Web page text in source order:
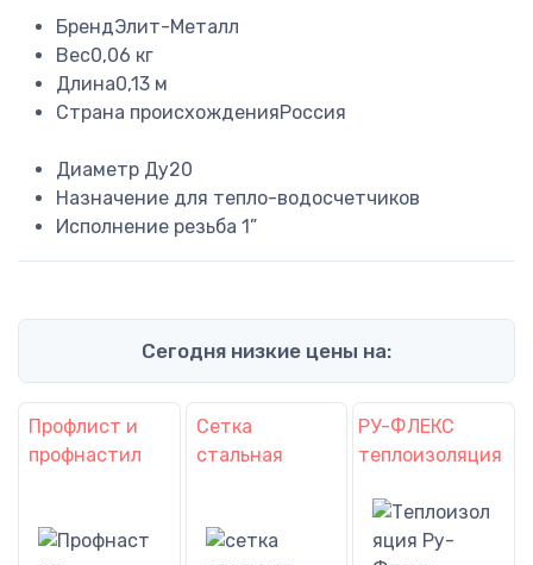
БрендЭлит-Металл
Вес0,06 кг
Длина0,13 м
Страна происхожденияРоссия
Диаметр Ду20
Назначение для тепло-водосчетчиков
Исполнение резьба 1”
Сегодня низкие цены на:
Профлист и
профнастил
Сетка
стальная
РУ-ФЛЕКС
теплоизоляция